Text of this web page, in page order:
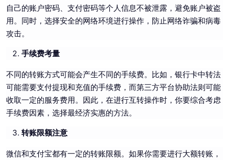
自己的账户密码、支付密码等个人信息不被泄露，避免账户被盗
用。同时，选择安全的网络环境进行操作，防止网络诈骗和病毒
攻击。
手续费考量
不同的转账方式可能会产生不同的手续费。比如，银行卡中转法
可能需要支付提现和充值的手续费，而第三方平台协助法则可能
收取一定的服务费用。因此，在进行互转操作时，你要综合考虑
手续费因素，选择最经济实惠的方法。
转账限额注意
微信和支付宝都有一定的转账限额。如果你需要进行大额转账，